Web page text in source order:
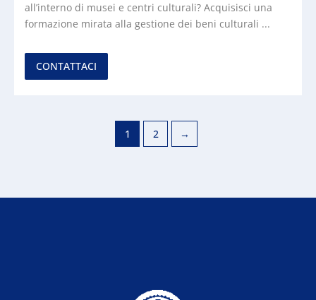
all’interno di musei e centri culturali? Acquisisci una
formazione mirata alla gestione dei beni culturali ...
CONTATTACI
1 2 →